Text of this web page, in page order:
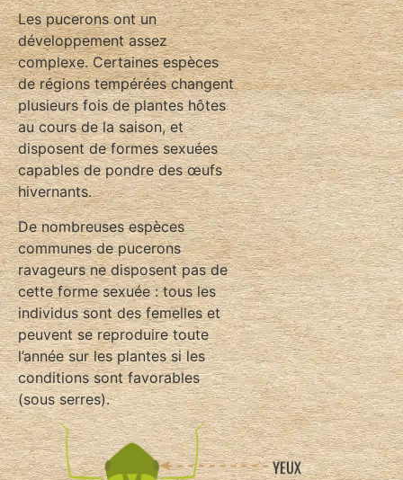
Les pucerons ont un
développement assez
complexe. Certaines espèces
de régions tempérées changent
plusieurs fois de plantes hôtes
au cours de la saison, et
disposent de formes sexuées
capables de pondre des œufs
hivernants.
De nombreuses espèces
communes de pucerons
ravageurs ne disposent pas de
cette forme sexuée : tous les
individus sont des femelles et
peuvent se reproduire toute
l’année sur les plantes si les
conditions sont favorables
(sous serres).